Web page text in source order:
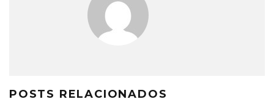
POSTS RELACIONADOS